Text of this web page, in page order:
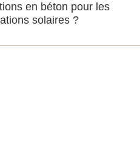
en béton pour les
solaires ?